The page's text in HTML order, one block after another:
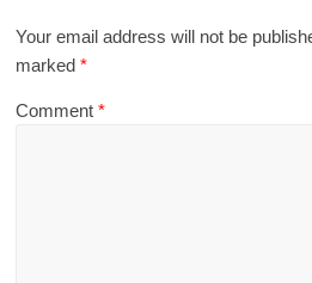
Your email address will not be
marked*
Comment*